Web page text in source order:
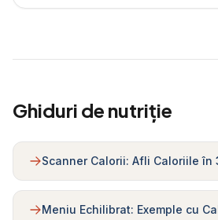
Ghiduri de nutriție
Scanner Calorii: Afli Caloriile în
Meniu Echilibrat: Exemple cu